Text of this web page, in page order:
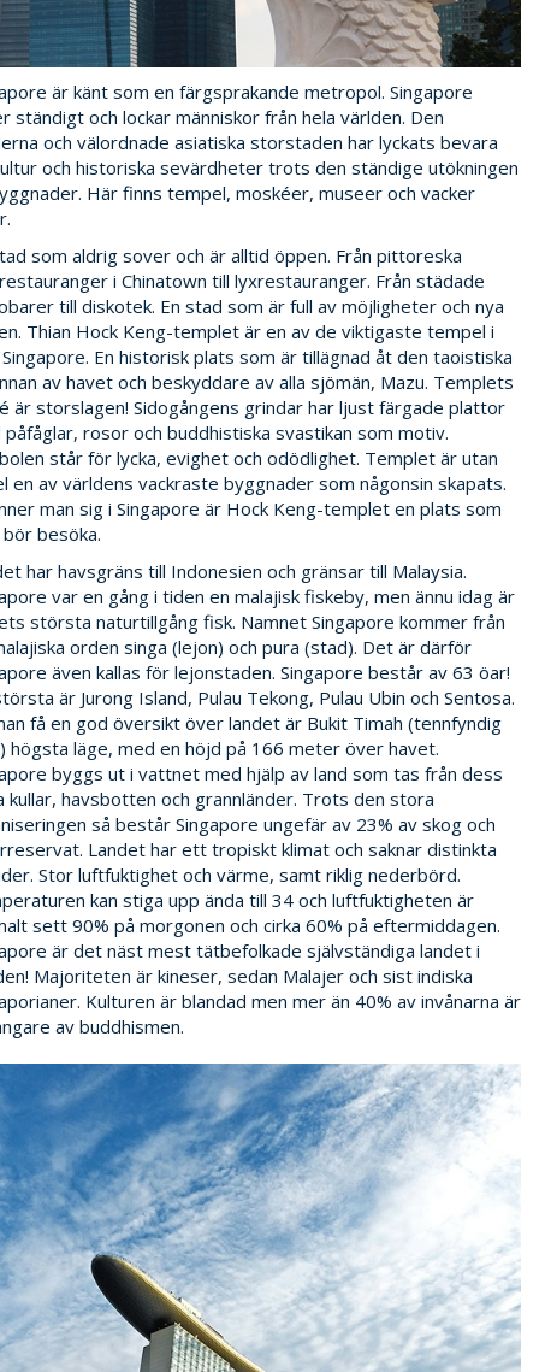
är känt som en färgsprakande metropol. Singapore
ständigt och lockar människor från hela världen. Den
och välordnade asiatiska storstaden har lyckats bevara
och historiska sevärdheter trots den ständige utökningen
Här finns tempel, moskéer, museer och vacker
som aldrig sover och är alltid öppen. Från pittoreska
i Chinatown till lyxrestauranger. Från städade
till diskotek. En stad som är full av möjligheter och nya
Thian Hock Keng-templet är en av de viktigaste tempel i
En historisk plats som är tillägnad åt den taoistiska
av havet och beskyddare av alla sjömän, Mazu. Templets
är storslagen! Sidogångens grindar har ljust färgade plattor
påfåglar, rosor och buddhistiska svastikan som motiv.
står för lycka, evighet och odödlighet. Templet är utan
en av världens vackraste byggnader som någonsin skapats.
man sig i Singapore är Hock Keng-templet en plats som
besöka.
har havsgräns till Indonesien och gränsar till Malaysia.
var en gång i tiden en malajisk fiskeby, men ännu idag är
största naturtillgång fisk. Namnet Singapore kommer från
orden singa (lejon) och pura (stad). Det är därför
även kallas för lejonstaden. Singapore består av 63 öar!
är Jurong Island, Pulau Tekong, Pulau Ubin och Sentosa.
få en god översikt över landet är Bukit Timah (tennfyndig
högsta läge, med en höjd på 166 meter över havet.
byggs ut i vattnet med hjälp av land som tas från dess
kullar, havsbotten och grannländer. Trots den stora
så består Singapore ungefär av 23% av skog och
Landet har ett tropiskt klimat och saknar distinkta
Stor luftfuktighet och värme, samt riklig nederbörd.
kan stiga upp ända till 34 och luftfuktigheten är
sett 90% på morgonen och cirka 60% på eftermiddagen.
är det näst mest tätbefolkade självständiga landet i
Majoriteten är kineser, sedan Malajer och sist indiska
Kulturen är blandad men mer än 40% av invånarna är
av buddhismen.